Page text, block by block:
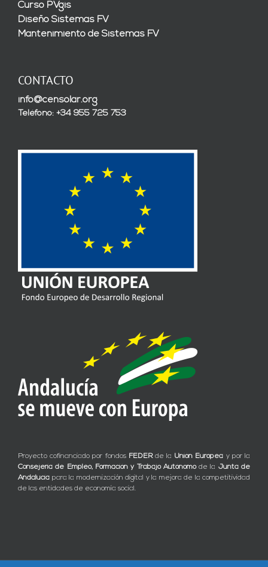
Curso PVgis
Diseño Sistemas FV
Mantenimiento de Sistemas FV
CONTACTO
info@censolar.org
Teléfono: +34 955 725 753
Proyecto cofinanciado por fondos FEDERde la Unión Europea y por la
Consejería de Empleo, Formación y Trabajo Autónomode la Junta de
Andalucía para la modernización digital y la mejora de la competitividad
de las entidades de economía social.